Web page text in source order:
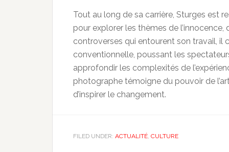
Tout au long de sa carrière, Sturges est
pour explorer les thèmes de
controverses qui entourent son travail, il
conventionnelle, poussant les
approfondir les complexités de
photographe témoigne du pouvoir de
d’inspirer le changement.
FILED UNDER: ACTUALITÉ, CULTURE